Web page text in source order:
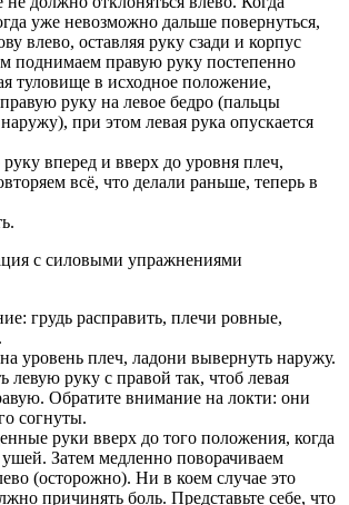
уже невозможно дальше повернуться,
влево, оставляя руку сзади и корпус
поднимаем правую руку постепенно
туловище в исходное положение,
руку на левое бедро (пальцы
при этом левая рука опускается
вперед и вверх до уровня плеч,
всё, что делали раньше, теперь в
с силовыми упражнениями
грудь расправить, плечи ровные,
уровень плеч, ладони вывернуть наружу.
левую руку с правой так, чтоб левая
Обратите внимание на локти: они
согнуты.
руки вверх до того положения, когда
Затем медленно поворачиваем
(осторожно). Ни в коем случае это
причинять боль. Представьте себе, что